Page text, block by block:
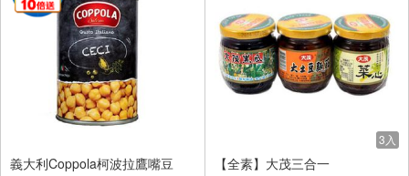
義大利Coppola柯波拉鷹嘴豆
3入
【全素】大茂三合一